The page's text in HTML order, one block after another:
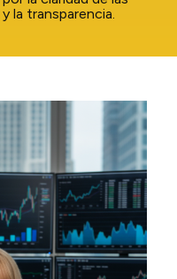
la transparencia.